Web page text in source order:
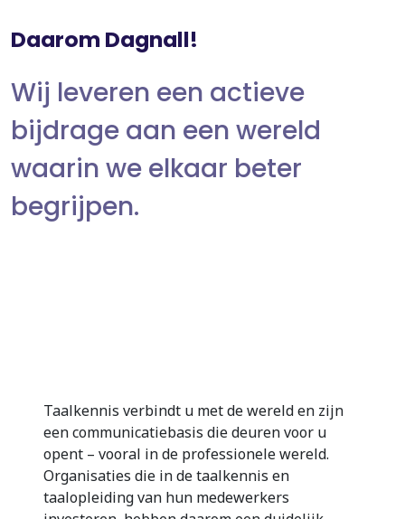
Daarom Dagnall!
Wij leveren een actieve
bijdrage aan een wereld
waarin we elkaar beter
begrijpen.
Taalkennis verbindt u met de wereld en zijn
een communicatiebasis die deuren voor u
opent – vooral in de professionele wereld.
Organisaties die in de taalkennis en
taalopleiding van hun medewerkers